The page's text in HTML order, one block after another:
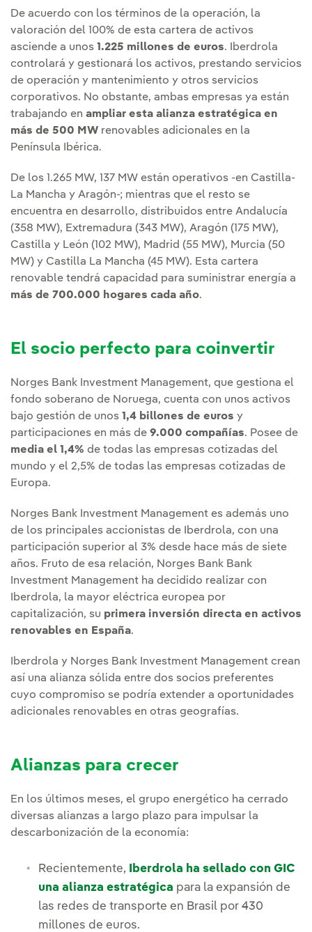
De acuerdo con los términos de la operación, la
valoración del 100% de esta cartera de activos
asciende a unos 1.225 millones de euros. Iberdrola
controlará y gestionará los activos, prestando servicios
de operación y mantenimiento y otros servicios
corporativos. No obstante, ambas empresas ya están
trabajando en ampliar esta alianza estratégica en
más de 500 MW renovables adicionales en la
Península Ibérica.
De los 1.265 MW, 137 MW están operativos -en Castilla-
La Mancha y Aragón-; mientras que el resto se
encuentra en desarrollo, distribuidos entre Andalucía
(358 MW), Extremadura (343 MW), Aragón (175 MW),
Castilla y León (102 MW), Madrid (55 MW), Murcia (50
MW) y Castilla La Mancha (45 MW). Esta cartera
renovable tendrá capacidad para suministrar energía a
más de 700.000 hogares cada año.
El socio perfecto para coinvertir
Norges Bank Investment Management, que gestiona el
fondo soberano de Noruega, cuenta con unos activos
bajo gestión de unos 1,4 billones de euros y
participaciones en más de 9.000 compañías. Posee de
media el 1,4% de todas las empresas cotizadas del
mundo y el 2,5% de todas las empresas cotizadas de
Europa.
Norges Bank Investment Management es además uno
de los principales accionistas de Iberdrola, con una
participación superior al 3% desde hace más de siete
años. Fruto de esa relación, Norges Bank Bank
Investment Management ha decidido realizar con
Iberdrola, la mayor eléctrica europea por
capitalización, su primera inversión directa en activos
renovables en España.
Iberdrola y Norges Bank Investment Management crean
así una alianza sólida entre dos socios preferentes
cuyo compromiso se podría extender a oportunidades
adicionales renovables en otras geografías.
Alianzas para crecer
En los últimos meses, el grupo energético ha cerrado
diversas alianzas a largo plazo para impulsar la
descarbonización de la economía:
Recientemente,
Iberdrola ha sellado con GIC
una alianza estratégica para la expansión de
las redes de transporte en Brasil por 430
millones de euros.